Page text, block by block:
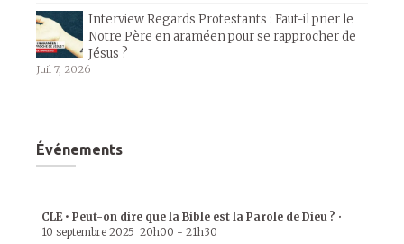
Interview Regards Protestants : Faut-il prier le
Notre Père en araméen pour se rapprocher de
Jésus ?
Juil 7, 2026
Événements
CLE • Peut-on dire que la Bible est la Parole de Dieu ? •
10 septembre 2025 20h00 - 21h30